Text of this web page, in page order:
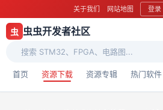
关于我们 网站地图 登录
虫 虫虫开发者社区
首页 资源下载 资源专辑 热门软件